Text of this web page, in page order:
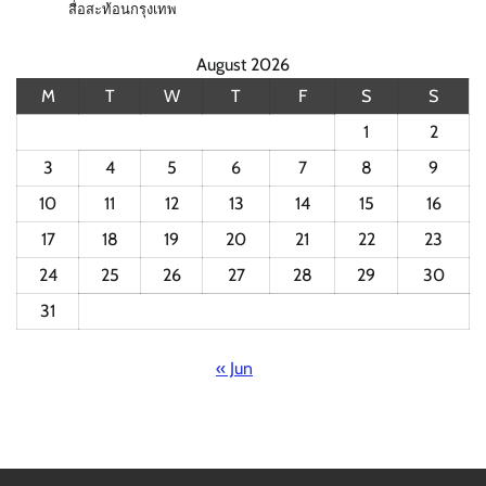
สื่อสะท้อนกรุงเทพ
August 2026
M
T W T F S
S
1
2
3
4 5 6 7 8
9
10
11 12 13 14 15
16
17
18 19 20 21 22
23
24
25 26 27 28 29
30
31
« Jun